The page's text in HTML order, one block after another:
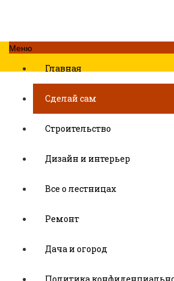
Меню
Главная
Сделай сам
Строительство
Дизайн и интерьер
Все о лестницах
Ремонт
Дача и огород